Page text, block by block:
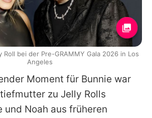
Moment für Bunnie war
zu Jelly Rolls
und Noah aus früheren
Roll bei der Pre-GRAMMY Gala 2026 in Los
Angeles